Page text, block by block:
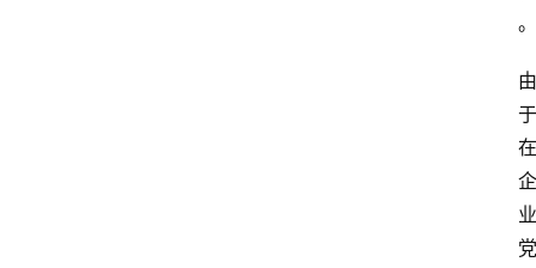
。
由
于
在
企
业
党